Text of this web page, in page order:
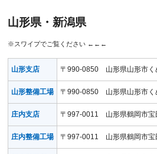
山形県・新潟県
山形支店 〒990-0850 山形県山形市く
山形整備工場 〒990-0850 山形県山形市く
庄内支店 〒997-0011 山形県鶴岡市宝
庄内整備工場 〒997-0011 山形県鶴岡市宝